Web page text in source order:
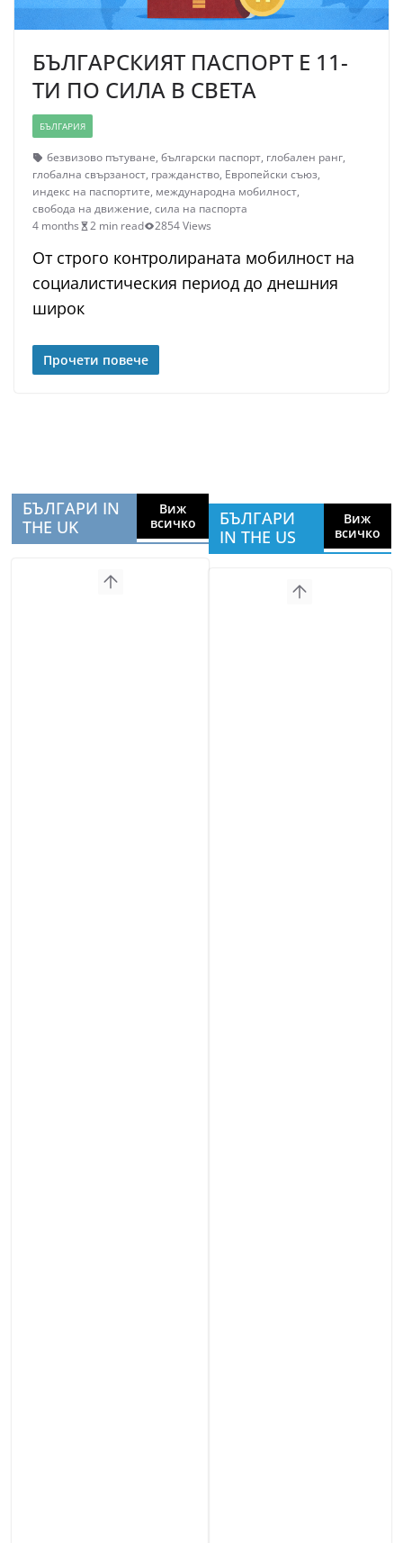
БЪЛГАРСКИЯТ ПАСПОРТ Е 11-
ТИ ПО СИЛА В СВЕТА
БЪЛГАРИЯ
безвизово пътуване, български паспорт, глобален ранг,
глобална свързаност, гражданство, Европейски съюз,
индекс на паспортите, международна мобилност,
свобода на движение, сила на паспорта
4 months
2 min read 2854 Views
От строго контролираната мобилност на
социалистическия период до днешния
широк
Прочети повече
БЪЛГАРИ IN
THE UK
Виж
всичко
БЪЛГАРИ
IN THE US
Виж
всичко